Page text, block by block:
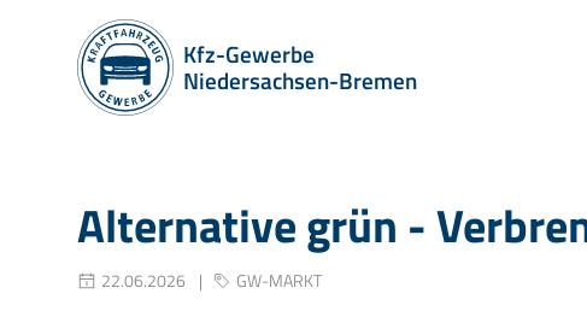
Kfz-Gewerbe
Niedersachsen-Bremen
Alternative grün -
22.06.2026 GW-MARKT